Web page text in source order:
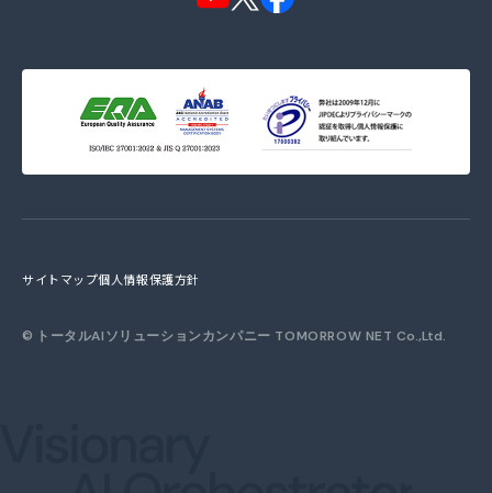
サイトマップ個人情報保護方針
© トータルAIソリューションカンパニー TOMORROW NET Co.,Ltd.